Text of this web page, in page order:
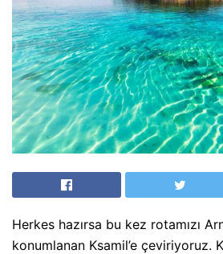
Herkes hazırsa bu kez rotamızı
konumlanan Ksamil’e çeviriyoruz.